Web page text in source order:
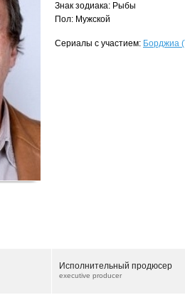
Знак зодиака: Рыбы
Пол: Мужской
Сериалы с участием: Борджиа
Исполнительный продюсер
executive producer